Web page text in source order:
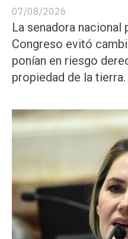
07/08/2026
La senadora nacional
Congreso evitó
ponían en riesgo
propiedad de la tierra.